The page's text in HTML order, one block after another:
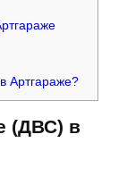
Артгараже?
(ДВС) в